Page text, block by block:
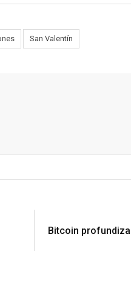
San Valentín
Bitcoin